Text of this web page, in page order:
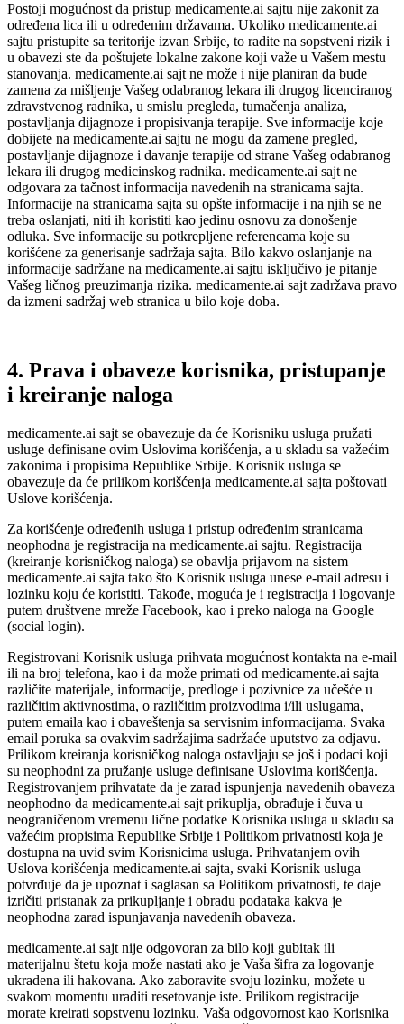
Postoji mogućnost da pristup medicamente.ai sajtu nije zakonit za
određena lica ili u određenim državama. Ukoliko medicamente.ai
sajtu pristupite sa teritorije izvan Srbije, to radite na sopstveni rizik i
u obavezi ste da poštujete lokalne zakone koji važe u Vašem mestu
stanovanja. medicamente.ai sajt ne može i nije planiran da bude
zamena za mišljenje Vašeg odabranog lekara ili drugog licenciranog
zdravstvenog radnika, u smislu pregleda, tumačenja analiza,
postavljanja dijagnoze i propisivanja terapije. Sve informacije koje
dobijete na medicamente.ai sajtu ne mogu da zamene pregled,
postavljanje dijagnoze i davanje terapije od strane Vašeg odabranog
lekara ili drugog medicinskog radnika. medicamente.ai sajt ne
odgovara za tačnost informacija navedenih na stranicama sajta.
Informacije na stranicama sajta su opšte informacije i na njih se ne
treba oslanjati, niti ih koristiti kao jedinu osnovu za donošenje
odluka. Sve informacije su potkrepljene referencama koje su
korišćene za generisanje sadržaja sajta. Bilo kakvo oslanjanje na
informacije sadržane na medicamente.ai sajtu isključivo je pitanje
Vašeg ličnog preuzimanja rizika. medicamente.ai sajt zadržava pravo
da izmeni sadržaj web stranica u bilo koje doba.
4. Prava i obaveze korisnika, pristupanje
i kreiranje naloga
medicamente.ai sajt se obavezuje da će Korisniku usluga pružati
usluge definisane ovim Uslovima korišćenja, a u skladu sa važećim
zakonima i propisima Republike Srbije. Korisnik usluga se
obavezuje da će prilikom korišćenja medicamente.ai sajta poštovati
Uslove korišćenja.
Za korišćenje određenih usluga i pristup određenim stranicama
neophodna je registracija na medicamente.ai sajtu. Registracija
(kreiranje korisničkog naloga) se obavlja prijavom na sistem
medicamente.ai sajta tako što Korisnik usluga unese e-mail adresu i
lozinku koju će koristiti. Takođe, moguća je i registracija i logovanje
putem društvene mreže Facebook, kao i preko naloga na Google
(social login).
Registrovani Korisnik usluga prihvata mogućnost kontakta na e-mail
ili na broj telefona, kao i da može primati od medicamente.ai sajta
različite materijale, informacije, predloge i pozivnice za učešće u
različitim aktivnostima, o različitim proizvodima i/ili uslugama,
putem emaila kao i obaveštenja sa servisnim informacijama. Svaka
email poruka sa ovakvim sadržajima sadržaće uputstvo za odjavu.
Prilikom kreiranja korisničkog naloga ostavljaju se još i podaci koji
su neophodni za pružanje usluge definisane Uslovima korišćenja.
Registrovanjem prihvatate da je zarad ispunjenja navedenih obaveza
neophodno da medicamente.ai sajt prikuplja, obrađuje i čuva u
neograničenom vremenu lične podatke Korisnika usluga u skladu sa
važećim propisima Republike Srbije i Politikom privatnosti koja je
dostupna na uvid svim Korisnicima usluga. Prihvatanjem ovih
Uslova korišćenja medicamente.ai sajta, svaki Korisnik usluga
potvrđuje da je upoznat i saglasan sa Politikom privatnosti, te daje
izričiti pristanak za prikupljanje i obradu podataka kakva je
neophodna zarad ispunjavanja navedenih obaveza.
medicamente.ai sajt nije odgovoran za bilo koji gubitak ili
materijalnu štetu koja može nastati ako je Vaša šifra za logovanje
ukradena ili hakovana. Ako zaboravite svoju lozinku, možete u
svakom momentu uraditi resetovanje iste. Prilikom registracije
morate kreirati sopstvenu lozinku. Vaša odgovornost kao Korisnika